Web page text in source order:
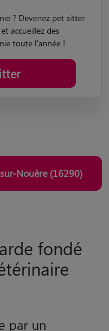
sur-
? Devenez pet sitter
accueillez des
Nouère (16290)